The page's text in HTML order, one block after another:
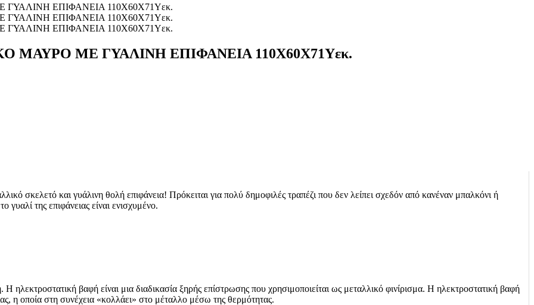
ΜΑΥΡΟ ΜΕ ΓΥΑΛΙΝΗ ΕΠΙΦΑΝΕΙΑ 110Χ60Χ71Υεκ.
και γυάλινη θολή επιφάνεια! Πρόκειται για πολύ δημοφιλές τραπέζι που δεν λείπει σχεδόν από κανέναν μπαλκόνι ή
της επιφάνειας είναι ενισχυμένο.
ηλεκτροστατική βαφή είναι μια διαδικασία ξηρής επίστρωσης που χρησιμοποιείται ως μεταλλικό φινίρισμα. Η ηλεκτροστατική βαφή
η οποία στη συνέχεια «κολλάει» στο μέταλλο μέσω της θερμότητας.